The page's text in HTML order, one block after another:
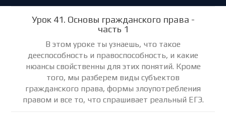
Урок 41. Основы гражданского права -
часть 1
В этом уроке ты узнаешь, что такое
дееспособность и правоспособность, и какие
нюансы свойственны для этих понятий. Кроме
того, мы разберем виды субъектов
гражданского права, формы злоупотребления
правом и все то, что спрашивает реальный ЕГЭ.